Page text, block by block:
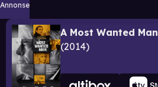
Annonse
A Most Wanted Man
2014